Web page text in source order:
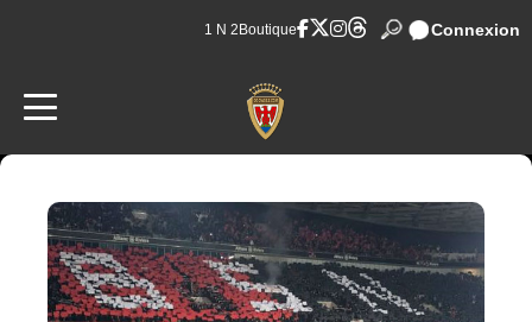
1 N 2 Boutique Connexion